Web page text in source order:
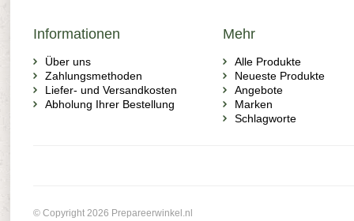
Informationen
Über uns
Zahlungsmethoden
Liefer- und Versandkosten
Abholung Ihrer Bestellung
Mehr
Alle Produkte
Neueste Produkte
Angebote
Marken
Schlagworte
© Copyright 2026 Prepareerwinkel.nl